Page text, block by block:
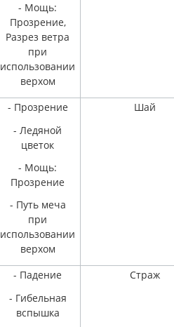
- Мощь:
Прозрение,
Разрез ветра
при
использовании
верхом
- Прозрение
- Ледяной
цветок
- Мощь:
Прозрение
- Путь меча
при
использовании
верхом
Шай
- Падение
- Гибельная
вспышка
Страж